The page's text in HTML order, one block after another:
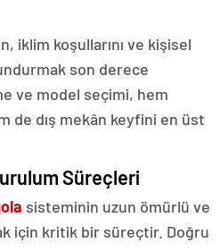
iklim koşullarını ve kişisel
son derece
ve model seçimi, hem
de dış mekân keyfini en üst
Süreçleri
sisteminin uzun ömürlü ve
için kritik bir süreçtir. Doğru